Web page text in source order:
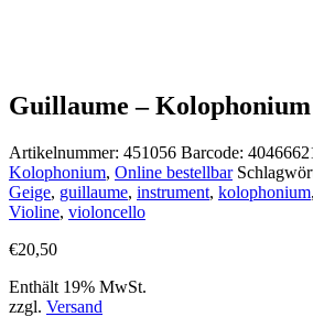
Guillaume – Kolophonium
Artikelnummer: 451056 Barcode:
Kolophonium, Online bestellbar
Geige, guillaume, instrument, kolophonium,
Violine, violoncello
€20,50
Enthält 19% MwSt.
zzgl. Versand